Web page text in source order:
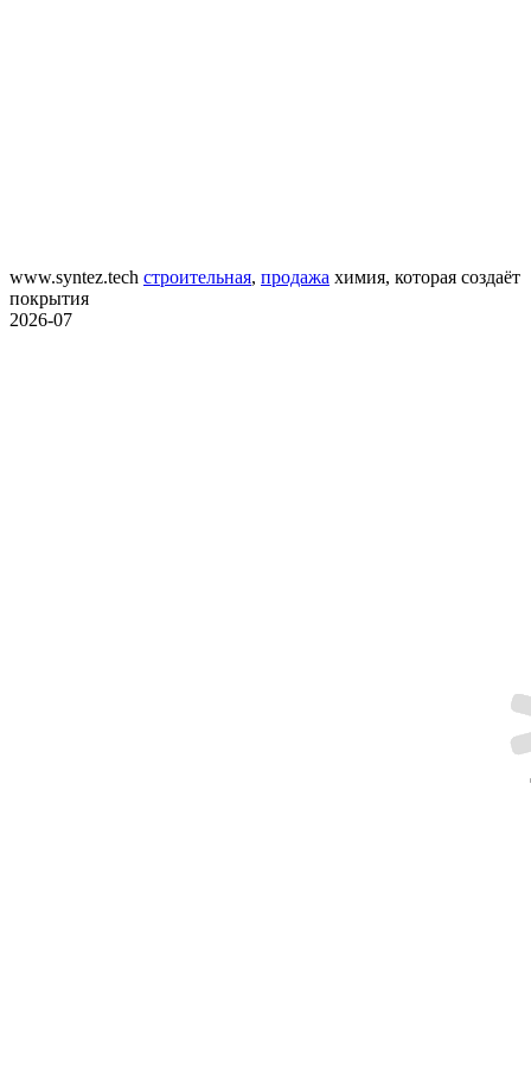
www.syntez.tech строительная, продажа химия, которая создаёт
покрытия
2026-07